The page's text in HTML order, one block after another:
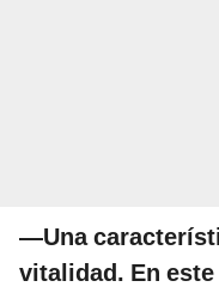
—Una
vitalidad. En